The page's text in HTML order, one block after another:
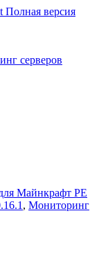
Полная версия
серверов
Майнкрафт PE
, Мониторинг